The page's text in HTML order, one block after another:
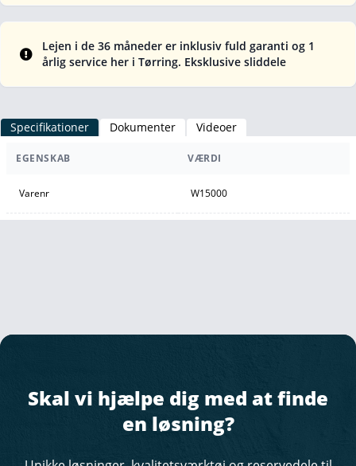
Lejen i de 36 måneder er inklusiv fuld garanti og 1
årlig service her i Tørring. Eksklusive sliddele
Specifikationer Dokumenter Videoer
EGENSKAB VÆRDI
Varenr W15000
Skal vi hjælpe dig med at finde
en løsning?